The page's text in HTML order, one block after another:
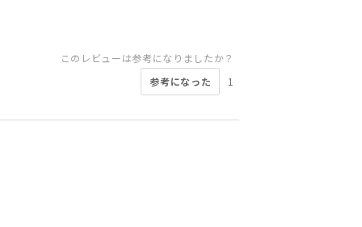
このレビューは参考になりましたか？
参考になった
1